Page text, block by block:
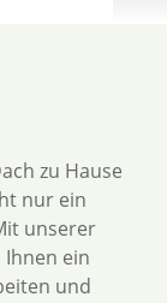
zu Hause
nur ein
unserer
ein
und